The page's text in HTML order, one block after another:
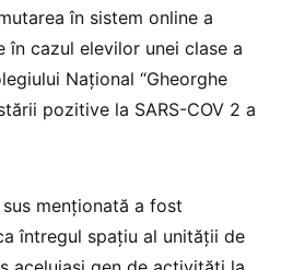
în sistem online a
cazul elevilor unei clase a
Național “Gheorghe
pozitive la SARS-COV 2 a
menționată a fost
întregul spațiu al unității de